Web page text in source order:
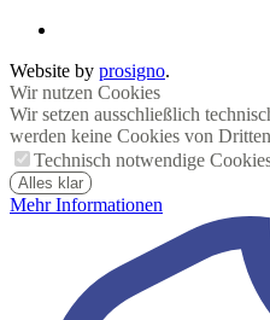
Website by prosigno.
Wir nutzen Cookies
Wir setzen ausschließlich
werden keine Cookies von
Technisch notwendige
Alles klar
Mehr Informationen